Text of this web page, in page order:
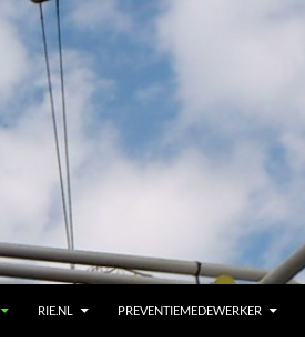
RIE.NL PREVENTIEMEDEWERKER